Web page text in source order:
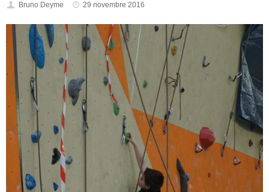
Bruno Deyme 29 novembre 2016